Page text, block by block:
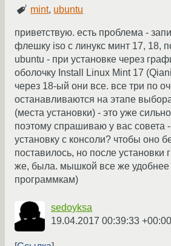
mint, ubuntu
приветствую. есть проблема -
флешку iso с линукс минт 17, 18,
ubuntu - при установке через
оболочку Install Linux Mint 17
через 18-ый они все. все три по
останавливаются на этапе
(места установки) - это уже
поэтому спрашиваю у вас совета -
установку с консоли? чтобы оно
поставилось, но после установки
же, была. мышкой все же удобнее
программкам)
sedoyksa
19.04.2017 00:39:33 +00:00